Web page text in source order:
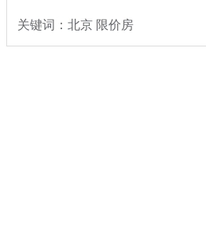
关键词：北京 限价房